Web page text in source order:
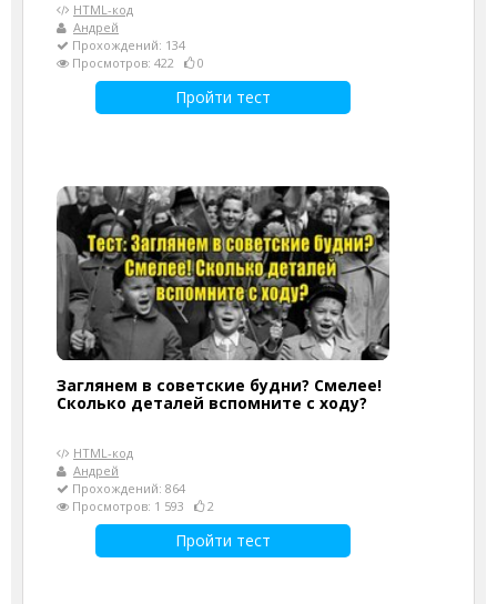
HTML-код
Андрей
Прохождений: 134
Просмотров: 422
0
Пройти тест
Заглянем в советские будни? Смелее!
Сколько деталей вспомните с ходу?
HTML-код
Андрей
Прохождений: 864
Просмотров: 1 593
2
Пройти тест